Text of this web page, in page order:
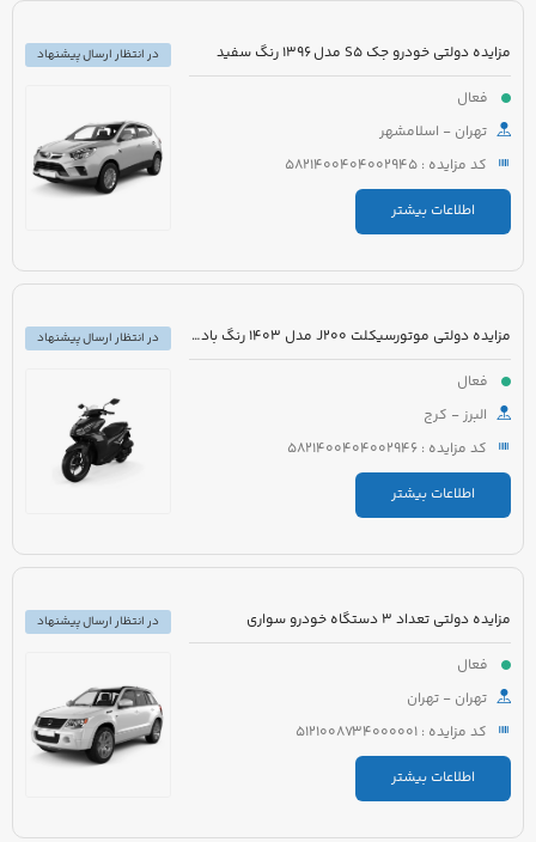
مزایده دولتی خودرو جک S5 مدل 1396 رنگ سفید
فعال
تهران - اسلامشهر
کد مزایده : 5821400404002945
اطلاعات بیشتر
در انتظار ارسال پیشنهاد
مزایده دولتی موتورسیکلت J200 مدل 1403 رنگ بادمجانی
فعال
البرز - کرج
کد مزایده : 5821400404002946
اطلاعات بیشتر
در انتظار ارسال پیشنهاد
مزایده دولتی تعداد 3 دستگاه خودرو سواری
فعال
تهران - تهران
کد مزایده : 5121008734000001
اطلاعات بیشتر
در انتظار ارسال پیشنهاد